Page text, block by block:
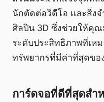
นักตัดต่อวิดีโอ และสิ่งจ
ศิลปิน 3D ซึ่งช่วยให้คุ
ระดับประสิทธิภาพที่เห
ทรัพยากรที่มีค่าที่สุดขอ
การ์ดจอที่ดีที่สุดสำ